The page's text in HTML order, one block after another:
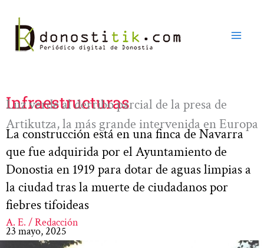
contenido
Infraestructuras
Luz verde al derribo parcial de la presa de
Artikutza, la más grande intervenida en Europa
La construcción está en una finca de Navarra
que fue adquirida por el Ayuntamiento de
Donostia en 1919 para dotar de aguas limpias a
la ciudad tras la muerte de ciudadanos por
fiebres tifoideas
A. E. / Redacción
23 mayo, 2025